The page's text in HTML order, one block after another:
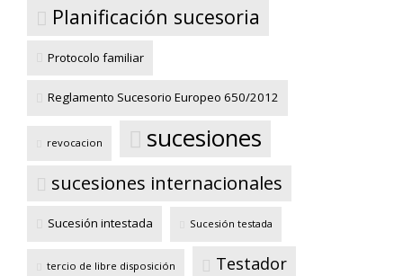
Planificación sucesoria
Protocolo familiar
Reglamento Sucesorio Europeo 650/2012
revocacion sucesiones
sucesiones internacionales
Sucesión intestada Sucesión testada
tercio de libre disposición Testador